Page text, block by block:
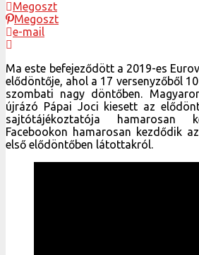
Megoszt
Megoszt
e-mail
Ma este befejeződött a 2019-es
elődöntője, ahol a 17 versenyzőből
szombati nagy döntőben.
újrázó Pápai Joci kiesett az
sajtótájékoztatója hamarosan
Facebookon hamarosan kezdődik
első elődöntőben látottakról.